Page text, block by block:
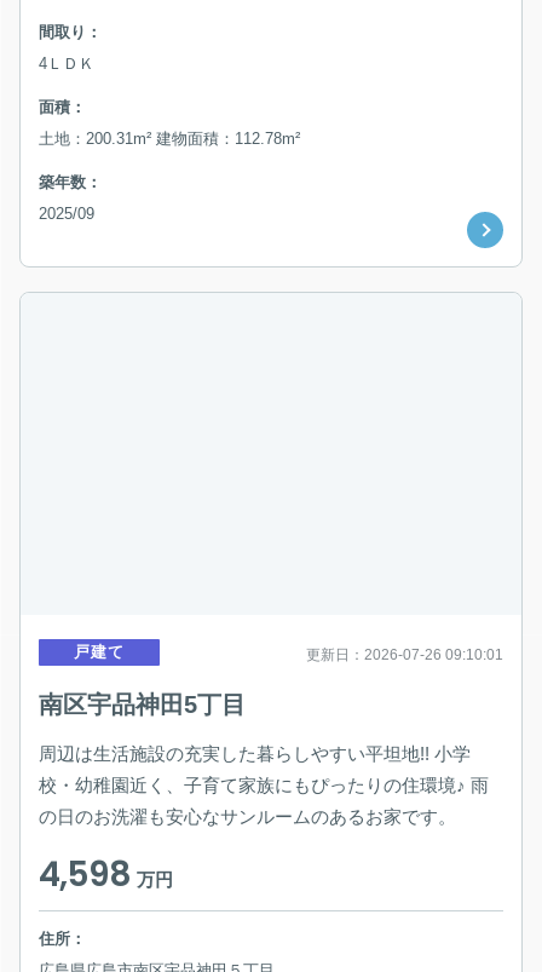
間取り：
4ＬＤＫ
面積：
土地：200.31m² 建物面積：112.78m²
築年数：
2025/09
戸建て 更新日：2026-07-26 09:10:01
南区宇品神田5丁目
周辺は生活施設の充実した暮らしやすい平坦地!! 小学
校・幼稚園近く、子育て家族にもぴったりの住環境♪ 雨
の日のお洗濯も安心なサンルームのあるお家です。
4,598万円
住所：